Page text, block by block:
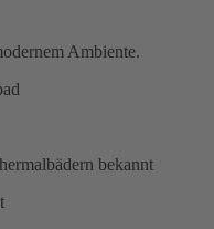
Ambiente.
bekannt